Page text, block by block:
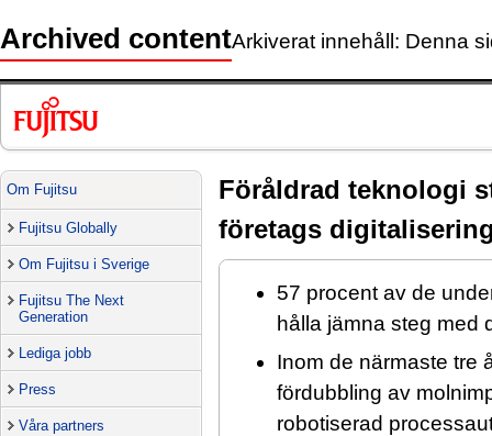
Archived contentArkiverat innehåll: Denna
Om Fujitsu
Fujitsu Globally
Om Fujitsu i Sverige
Fujitsu The Next
Generation
Lediga jobb
Press
Våra partners
Föråldrad teknologi
företags
57 procent av de
hålla jämna steg med
Inom de närmaste tre
fördubbling av
robotiserad